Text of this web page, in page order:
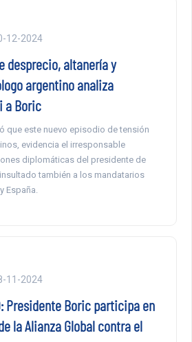
12-2024
desprecio, altanería y
argentino analiza
a Boric
que este nuevo episodio de tensión
evidencia el irresponsable
diplomáticas del presidente de
también a los mandatarios
España.
11-2024
Presidente Boric participa en
la Alianza Global contra el